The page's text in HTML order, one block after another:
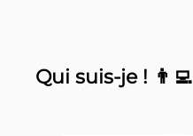
Qui suis-je ! 👨‍💻